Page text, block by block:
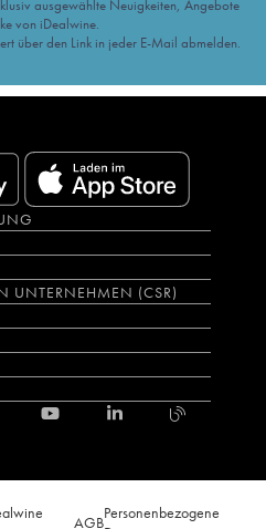
ausgewählte Neuigkeiten, Angebote
von iDealwine.
über den Link in jeder E-Mail abmelden.
UNTERNEHMEN (CSR)
AGBPersonenbezogene